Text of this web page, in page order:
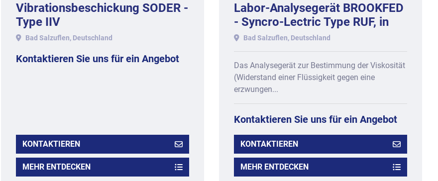
Vibrationsbeschickung SODER -
Type IIV
Bad Salzuflen, Deutschland
Kontaktieren Sie uns für ein Angebot
KONTAKTIEREN
MEHR ENTDECKEN
Labor-Analysegerät BROOKFED
- Syncro-Lectric Type RUF, in
Holzbox.
Bad Salzuflen, Deutschland
Das Analysegerät zur Bestimmung der Viskosität
(Widerstand einer Flüssigkeit gegen eine
erzwungen...
Kontaktieren Sie uns für ein Angebot
KONTAKTIEREN
MEHR ENTDECKEN